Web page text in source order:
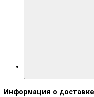
Информация о доставке